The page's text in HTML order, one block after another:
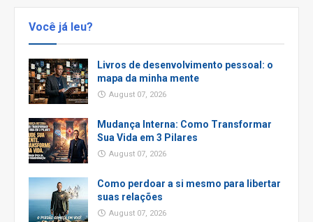
Você já leu?
Livros de desenvolvimento pessoal: o
mapa da minha mente
August 07, 2026
Mudança Interna: Como Transformar
Sua Vida em 3 Pilares
August 07, 2026
Como perdoar a si mesmo para libertar
suas relações
August 07, 2026